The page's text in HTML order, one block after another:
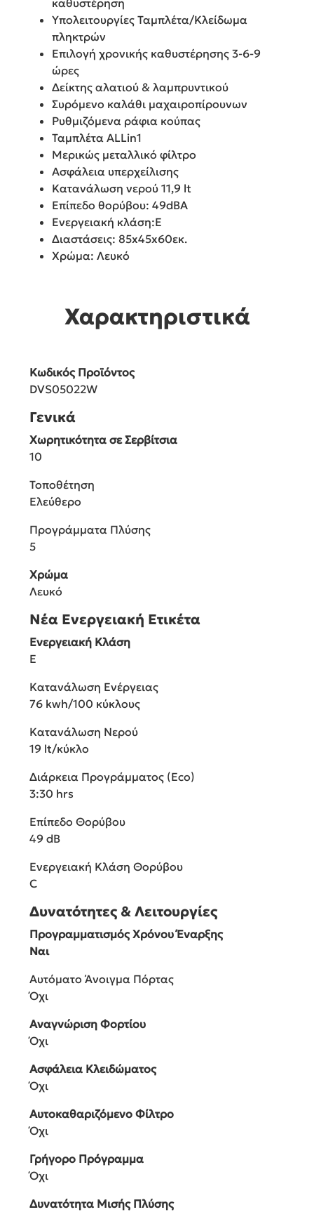
Υπολειτουργίες Ταμπλέτα/Κλείδωμα
πληκτρών
Επιλογή χρονικής καθυστέρησης 3-6-9
ώρες
Δείκτης αλατιού & λαμπρυντικού
Συρόμενο καλάθι μαχαιροπίρουνων
Ρυθμιζόμενα ράφια κούπας
Ταμπλέτα ALLin1
Μερικώς μεταλλικό φίλτρο
Ασφάλεια υπερχείλισης
Κατανάλωση νερού 11,9 lt
Επίπεδο θορύβου: 49dBΑ
Ενεργειακή κλάση:Ε
Διαστάσεις: 85x45x60εκ.
Χρώμα: Λευκό
Χαρακτηριστικά
Κωδικός Προϊόντος
DVS05022W
Γενικά
Χωρητικότητα σε Σερβίτσια
10
Τοποθέτηση
Ελεύθερο
Προγράμματα Πλύσης
5
Χρώμα
Λευκό
Νέα Ενεργειακή Ετικέτα
Ενεργειακή Κλάση
E
Κατανάλωση Ενέργειας
76 kwh/100 κύκλους
Κατανάλωση Νερού
19 lt/κύκλο
Διάρκεια Προγράμματος (Eco)
3:30 hrs
Επίπεδο Θορύβου
49 dB
Ενεργειακή Κλάση Θορύβου
C
Δυνατότητες & Λειτουργίες
Προγραμματισμός Χρόνου Έναρξης
Ναι
Αυτόματο Άνοιγμα Πόρτας
Όχι
Αναγνώριση Φορτίου
Όχι
Ασφάλεια Κλειδώματος
Όχι
Αυτοκαθαριζόμενο Φίλτρο
Όχι
Γρήγορο Πρόγραμμα
Όχι
Δυνατότητα Μισής Πλύσης